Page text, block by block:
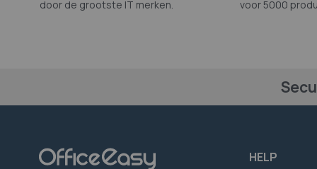
door de grootste IT merken.
voor 5000
HELP